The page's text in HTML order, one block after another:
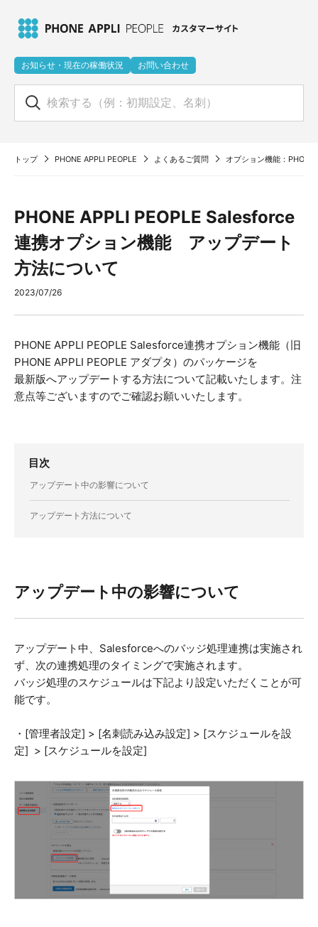
お知らせ・現在の稼働状況 お問い合わせ
トップ PHONE APPLI PEOPLE よくあるご質問 オプション機能：
PHONE APPLI PEOPLE Salesforce
連携オプション機能 アップデート
方法について
2023/07/26
PHONE APPLI PEOPLE Salesforce連携オプション機能（旧
PHONE APPLI PEOPLE アダプタ）のパッケージを
最新版へアップデートする方法について記載いたします。注
意点等ございますのでご確認お願いいたします。
目次
アップデート中の影響について
アップデート方法について
アップデート中の影響について
アップデート中、Salesforceへのバッジ処理連携は実施され
ず、次の連携処理のタイミングで実施されます。
バッジ処理のスケジュールは下記より設定いただくことが可
能です。
・[管理者設定] > [名刺読み込み設定] > [スケジュールを設
定] > [スケジュールを設定]